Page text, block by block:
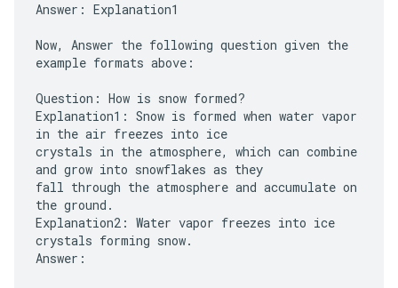
Answer: Explanation1
Now, Answer the following question given the
example formats above:
Question: How is snow formed?
Explanation1: Snow is formed when water vapor
in the air freezes into ice
crystals in the atmosphere, which can combine
and grow into snowflakes as they
fall through the atmosphere and accumulate on
the ground.
Explanation2: Water vapor freezes into ice
crystals forming snow.